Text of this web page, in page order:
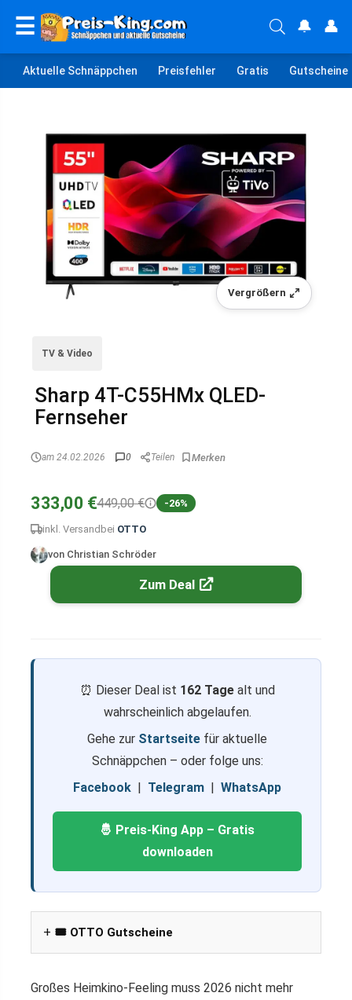
☰ 🔔 👤
Aktuelle Schnäppchen Preisfehler Gratis Gutscheine
Vergrößern
TV & Video
Sharp 4T-C55HMx QLED-
Fernseher
am 24.02.2026 0 Teilen
333,00 €449,00 € -26%
inkl. Versand bei OTTO
von Christian Schröder
Zum Deal
⏰ Dieser Deal ist 162 Tagealt und
wahrscheinlich abgelaufen.
Gehe zur Startseite für aktuelle
Schnäppchen – oder folge uns:
Facebook | Telegram | WhatsApp
🤴 Preis-King App – Gratis
downloaden
🎟️ OTTO Gutscheine
Großes Heimkino-Feeling muss 2026 nicht mehr